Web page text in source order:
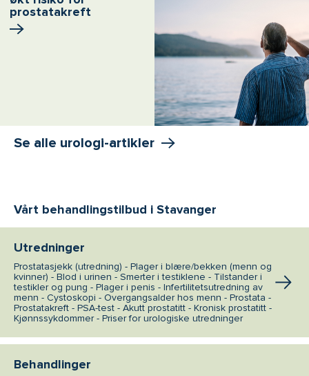
prostatakreft
Se alle urologi-artikler
Vårt behandlingstilbud i Stavanger
Utredninger
Prostatasjekk (utredning) - Plager i blære/bekken (menn og
kvinner) - Blod i urinen - Smerter i testiklene - Tilstander i
testikler og pung - Plager i penis - Infertilitetsutredning av
menn - Cystoskopi - Overgangsalder hos menn - Prostata -
Prostatakreft - PSA-test - Akutt prostatitt - Kronisk prostatitt -
Kjønnssykdommer - Priser for urologiske utredninger
Behandlinger